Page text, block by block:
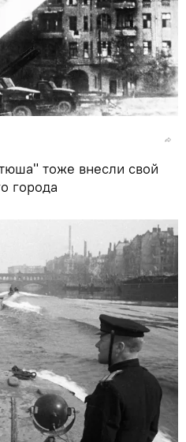
тоже внесли свой
города